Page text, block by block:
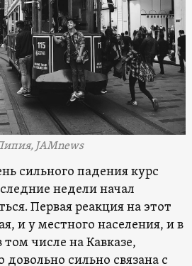
JAMnews
сильного падения курс
недели начал
Первая реакция на этот
и у местного населения, и в
числе на Кавказе,
сильно связана с